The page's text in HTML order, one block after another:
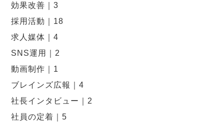
効果改善｜3
採用活動｜18
求人媒体｜4
SNS運用｜2
動画制作｜1
ブレインズ広報｜4
社長インタビュー｜2
社員の定着｜5